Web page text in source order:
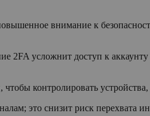
внимание к
2FA усложнит доступ к
контролировать
это снизит риск перехвата